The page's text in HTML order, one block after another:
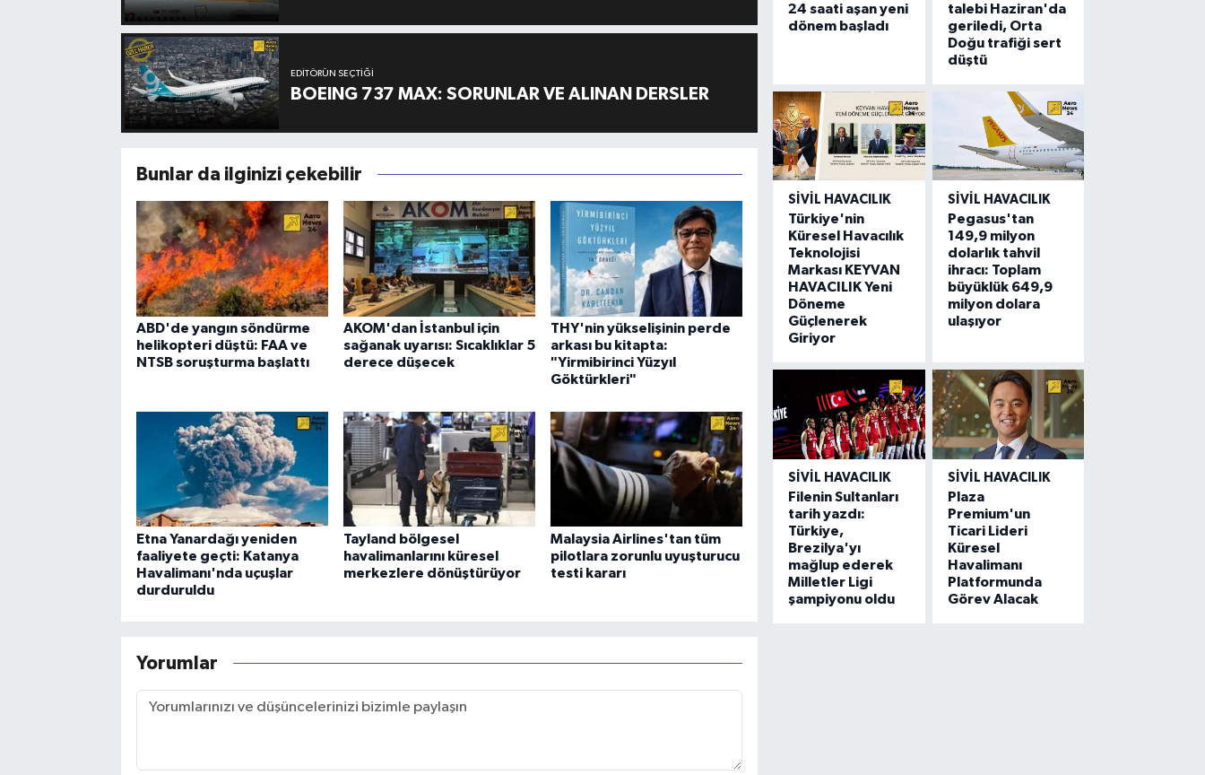
EDITÖRÜN SEÇTIĞI
BOEING 737 MAX: SORUNLAR VE ALINAN DERSLER
Bunlar da ilginizi çekebilir
ABD'de yangın söndürme
helikopteri düştü: FAA ve
NTSB soruşturma başlattı
AKOM'dan İstanbul için
sağanak uyarısı: Sıcaklıklar 5
derece düşecek
THY'nin yükselişinin perde
arkası bu kitapta:
"Yirmibirinci Yüzyıl
Göktürkleri"
Etna Yanardağı yeniden
faaliyete geçti: Katanya
Havalimanı'nda uçuşlar
durduruldu
Tayland bölgesel
havalimanlarını küresel
merkezlere dönüştürüyor
Malaysia Airlines'tan tüm
pilotlara zorunlu uyuşturucu
testi kararı
Yorumlar
24 saati aşan yeni
dönem başladı
talebi Haziran'da
geriledi, Orta
Doğu trafiği sert
düştü
SIVIL HAVACILIK
Türkiye'nin
Küresel Havacılık
Teknolojisi
Markası KEYVAN
HAVACILIK Yeni
Döneme
Güçlenerek
Giriyor
SIVIL HAVACILIK
Pegasus'tan
149,9 milyon
dolarlık tahvil
ihracı: Toplam
büyüklük 649,9
milyon dolara
ulaşıyor
SIVIL HAVACILIK
Filenin Sultanları
tarih yazdı:
Türkiye,
Brezilya'yı
mağlup ederek
Milletler Ligi
şampiyonu oldu
SIVIL HAVACILIK
Plaza
Premium'un
Ticari Lideri
Küresel
Havalimanı
Platformunda
Görev Alacak